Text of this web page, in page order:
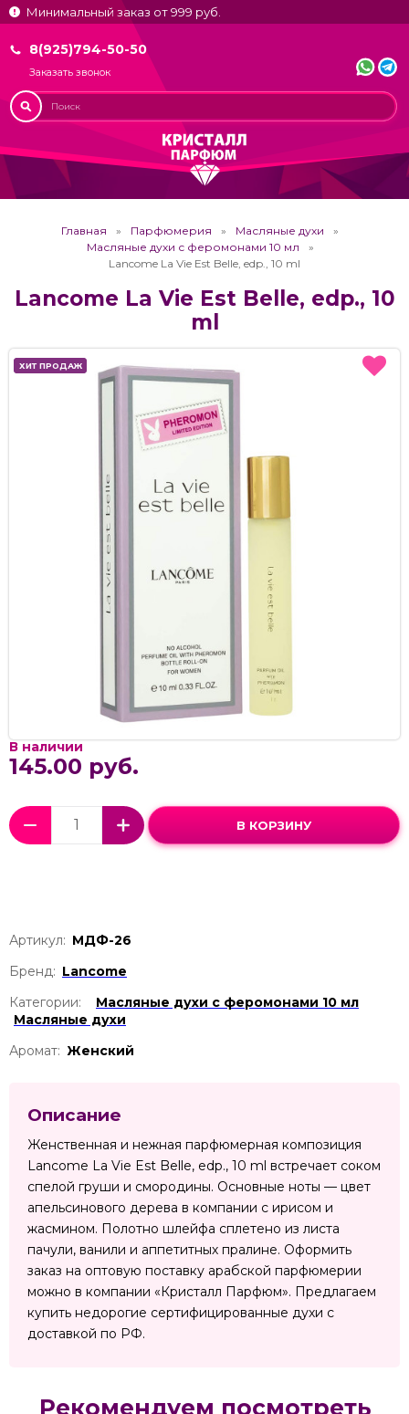
Минимальный заказ от 999 руб.
8(925)794-50-50
Заказать звонок
Главная Парфюмерия
Масляные духи
Масляные духи с феромонами 10 мл
Lancome La Vie Est Belle, edp., 10 ml
Lancome La Vie Est Belle, edp., 10
ml
ХИТ ПРОДАЖ
ХИТ ПРОДАЖ
В наличии
145.00 руб.
В КОРЗИНУ
Артикул: МДФ-26
Бренд: Lancome
Категории:
Масляные духи с феромонами 10 мл
Масляные духи
Аромат: Женский
Описание
Женственная и нежная парфюмерная композиция
Lancome La Vie Est Belle, edp., 10 ml встречает соком
спелой груши и смородины. Основные ноты — цвет
апельсинового дерева в компании с ирисом и
жасмином. Полотно шлейфа сплетено из листа
пачули, ванили и аппетитных пралине. Оформить
заказ на оптовую поставку арабской парфюмерии
можно в компании «Кристалл Парфюм». Предлагаем
купить недорогие сертифицированные духи с
доставкой по РФ.
Рекомендуем посмотреть